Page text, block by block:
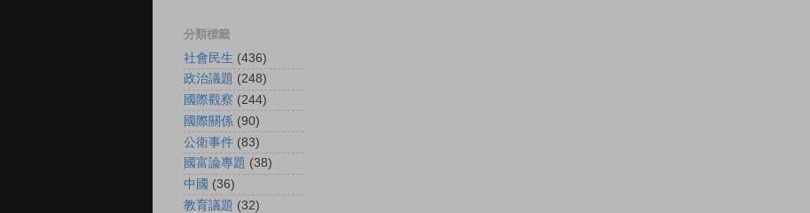
分類標籤
社會民生 (436)
政治議題 (248)
國際觀察 (244)
國際關係 (90)
公衛事件 (83)
國富論專題 (38)
中國 (36)
教育議題 (32)